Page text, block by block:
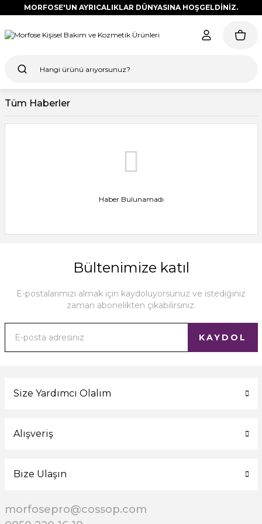
MORFOSE'UN AYRICALIKLAR DÜNYASINA HOŞGELDİNİZ.
Tüm Haberler
Haber Bulunamadı
Bültenimize katıl
E-postalarımızı almak için kaydoluyorsunuz ve istediğiniz
zaman abonelikten çıkabilirsiniz.
KAYDOL
Size Yardımcı Olalım
Alışveriş
Bize Ulaşın
morfosepro@cossop.com